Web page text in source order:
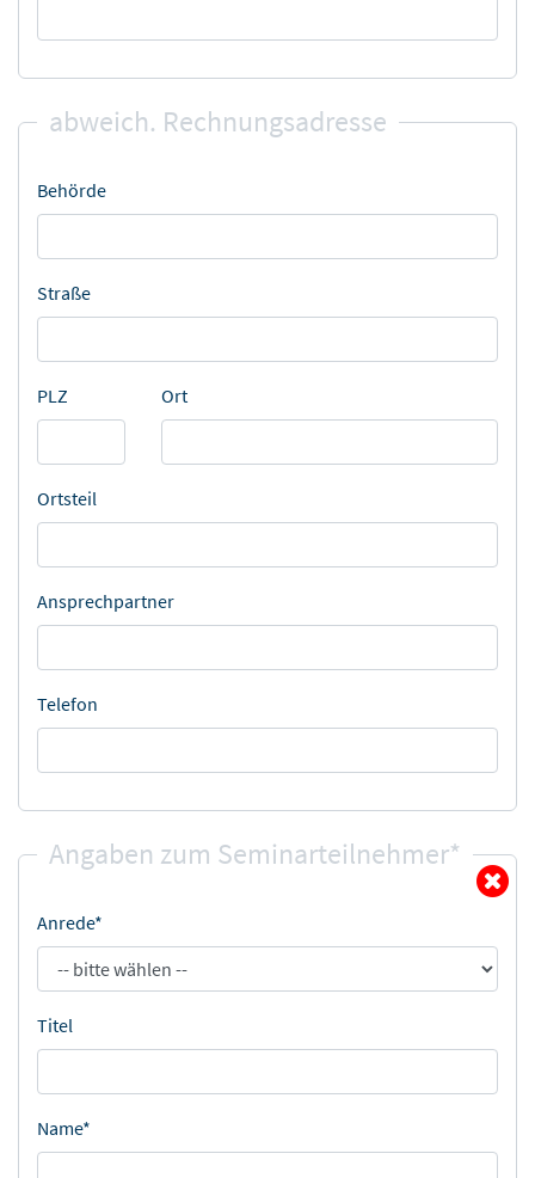
abweich. Rechnungsadresse
Behörde
Straße
PLZ Ort
Ortsteil
Ansprechpartner
Telefon
Angaben zum Seminarteilnehmer*
Anrede*
Titel
Name*